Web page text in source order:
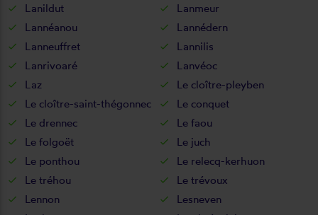
Lanildut
Lanmeur
Lannéanou
Lannédern
Lanneuffret
Lannilis
Lanrivoaré
Lanvéoc
Laz
Le cloître-pleyben
Le cloître-saint-thégonnec
Le conquet
Le drennec
Le faou
Le folgoët
Le juch
Le ponthou
Le relecq-kerhuon
Le tréhou
Le trévoux
Lennon
Lesneven